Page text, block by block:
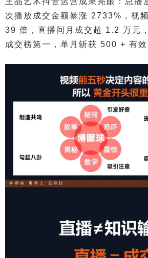
次播放成交金额暴涨 2733%，视
39 倍，直播间月成交超 1.2 万元
成交榜第一，单月斩获 500 + 有效